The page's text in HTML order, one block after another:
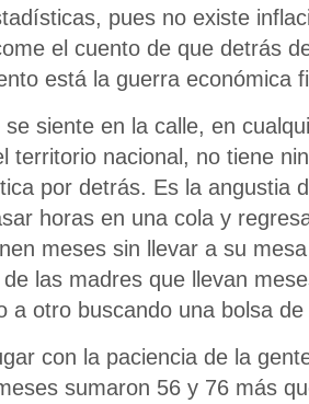
pues no existe
el cuento de que detrás
está la guerra económica
siente en la calle, en
territorio nacional, no tiene
por detrás. Es la angustia
horas en una cola y
meses sin llevar a su
las madres que llevan
a otro buscando una bolsa
con la paciencia de la
sumaron 56 y 76 más